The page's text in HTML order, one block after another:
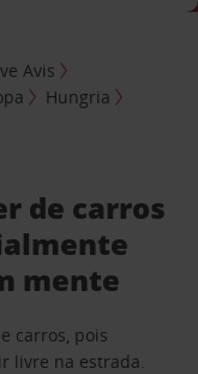
Avis
Hungria
de carros
mente
carros, pois
livre na estrada.